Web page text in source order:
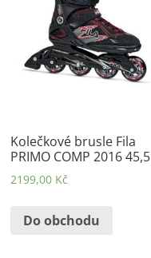
Kolečkové brusle Fila
PRIMO COMP 2016 45,5
2199,00 Kč
Do obchodu